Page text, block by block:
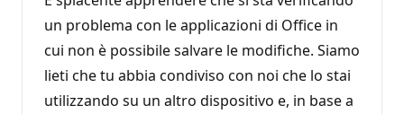
un problema con le applicazioni di Office in
cui non è possibile salvare le modifiche. Siamo
lieti che tu abbia condiviso con noi che lo stai
utilizzando su un altro dispositivo e, in base a